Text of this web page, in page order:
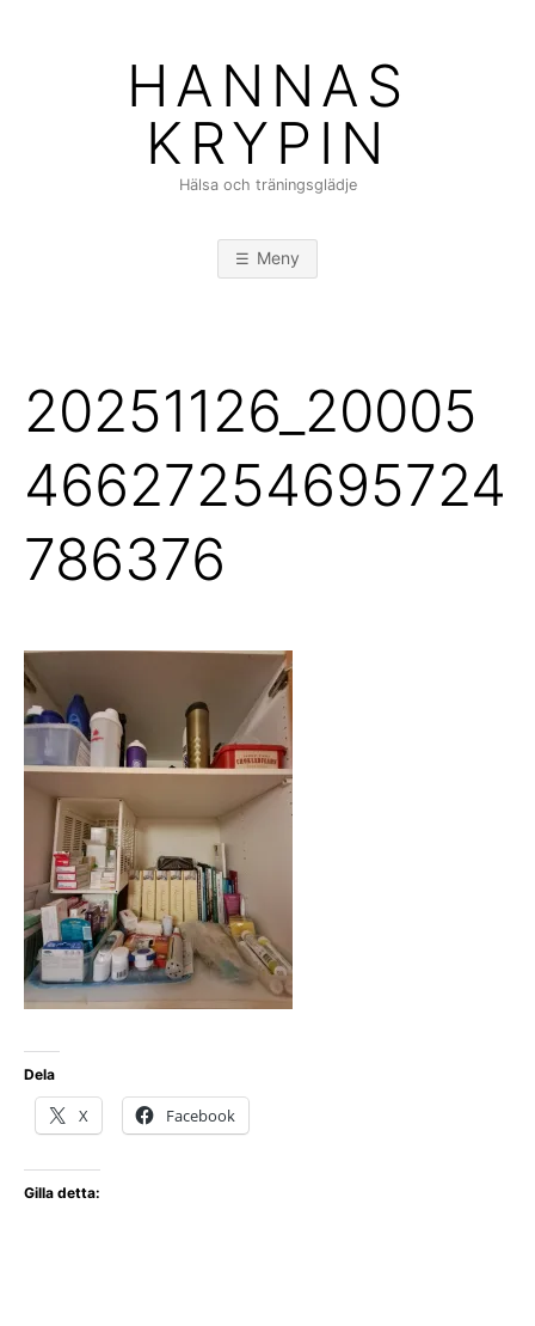
HANNAS
KRYPIN
Hälsa och träningsglädje
Meny
20251126_20005
46627254695724
786376
Dela
X Facebook
Gilla detta: